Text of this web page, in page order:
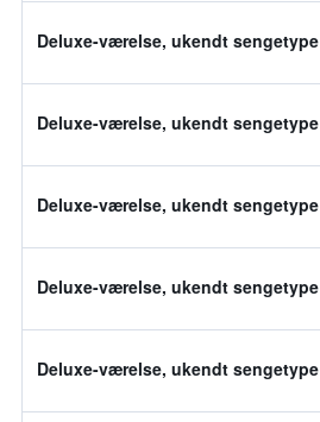
Deluxe-værelse, ukendt sengetype
Deluxe-værelse, ukendt sengetype
Deluxe-værelse, ukendt sengetype
Deluxe-værelse, ukendt sengetype
Deluxe-værelse, ukendt sengetype